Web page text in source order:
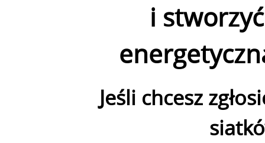
i
Jeśli chcesz